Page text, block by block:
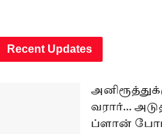
Recent Updates
வரார்…
ப்ளான்